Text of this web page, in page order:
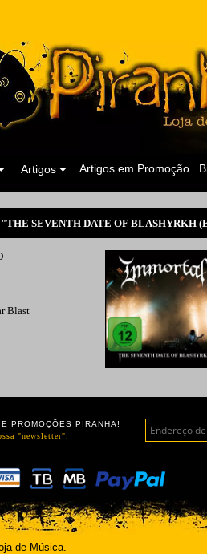
Artigos em Promoção
Artigos
"THE SEVENTH DATE OF BLASHYRKH
Blast
PROMOÇÕES PIRANHA!
"newsletter".
de Música.